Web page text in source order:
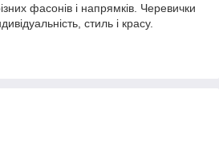
фасонів і напрямків. Черевички
стиль і красу.